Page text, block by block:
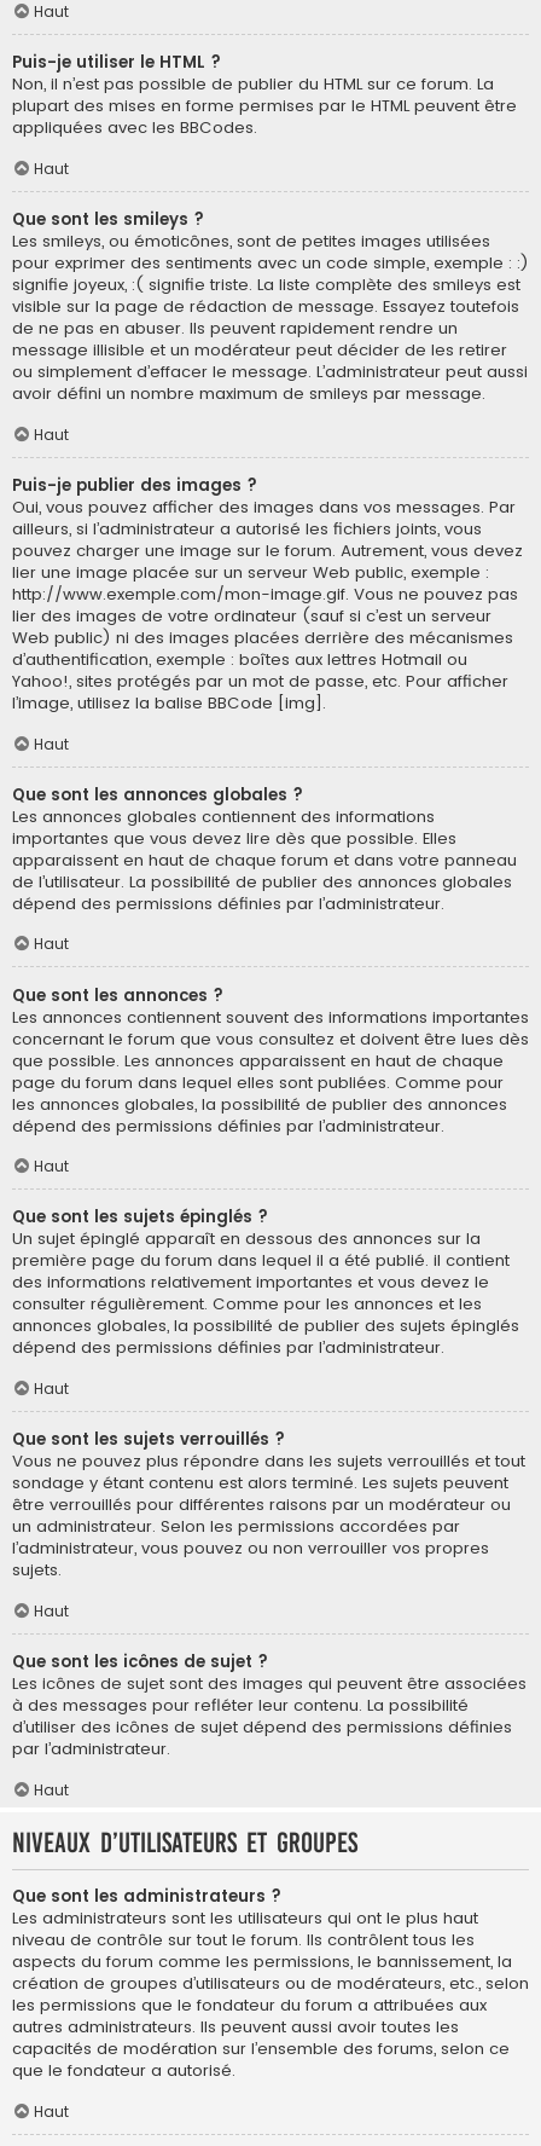
Haut
Puis-je utiliser le HTML ?
Non, il n’est pas possible de publier du HTML sur ce forum. La
plupart des mises en forme permises par le HTML peuvent être
appliquées avec les BBCodes.
Haut
Que sont les smileys ?
Les smileys, ou émoticônes, sont de petites images utilisées
pour exprimer des sentiments avec un code simple, exemple : :)
signifie joyeux, :( signifie triste. La liste complète des smileys est
visible sur la page de rédaction de message. Essayez toutefois
de ne pas en abuser. Ils peuvent rapidement rendre un
message illisible et un modérateur peut décider de les retirer
ou simplement d’effacer le message. L’administrateur peut aussi
avoir défini un nombre maximum de smileys par message.
Haut
Puis-je publier des images ?
Oui, vous pouvez afficher des images dans vos messages. Par
ailleurs, si l’administrateur a autorisé les fichiers joints, vous
pouvez charger une image sur le forum. Autrement, vous devez
lier une image placée sur un serveur Web public, exemple :
http://www.exemple.com/mon-image.gif. Vous ne pouvez pas
lier des images de votre ordinateur (sauf si c’est un serveur
Web public) ni des images placées derrière des mécanismes
d’authentification, exemple : boîtes aux lettres Hotmail ou
Yahoo!, sites protégés par un mot de passe, etc. Pour afficher
l’image, utilisez la balise BBCode [img].
Haut
Que sont les annonces globales ?
Les annonces globales contiennent des informations
importantes que vous devez lire dès que possible. Elles
apparaissent en haut de chaque forum et dans votre panneau
de l’utilisateur. La possibilité de publier des annonces globales
dépend des permissions définies par l’administrateur.
Haut
Que sont les annonces ?
Les annonces contiennent souvent des informations importantes
concernant le forum que vous consultez et doivent être lues dès
que possible. Les annonces apparaissent en haut de chaque
page du forum dans lequel elles sont publiées. Comme pour
les annonces globales, la possibilité de publier des annonces
dépend des permissions définies par l’administrateur.
Haut
Que sont les sujets épinglés ?
Un sujet épinglé apparaît en dessous des annonces sur la
première page du forum dans lequel il a été publié. il contient
des informations relativement importantes et vous devez le
consulter régulièrement. Comme pour les annonces et les
annonces globales, la possibilité de publier des sujets épinglés
dépend des permissions définies par l’administrateur.
Haut
Que sont les sujets verrouillés ?
Vous ne pouvez plus répondre dans les sujets verrouillés et tout
sondage y étant contenu est alors terminé. Les sujets peuvent
être verrouillés pour différentes raisons par un modérateur ou
un administrateur. Selon les permissions accordées par
l’administrateur, vous pouvez ou non verrouiller vos propres
sujets.
Haut
Que sont les icônes de sujet ?
Les icônes de sujet sont des images qui peuvent être associées
à des messages pour refléter leur contenu. La possibilité
d’utiliser des icônes de sujet dépend des permissions définies
par l’administrateur.
Haut
Niveaux d’utilisateurs et groupes
Que sont les administrateurs ?
Les administrateurs sont les utilisateurs qui ont le plus haut
niveau de contrôle sur tout le forum. Ils contrôlent tous les
aspects du forum comme les permissions, le bannissement, la
création de groupes d’utilisateurs ou de modérateurs, etc., selon
les permissions que le fondateur du forum a attribuées aux
autres administrateurs. Ils peuvent aussi avoir toutes les
capacités de modération sur l’ensemble des forums, selon ce
que le fondateur a autorisé.
Haut